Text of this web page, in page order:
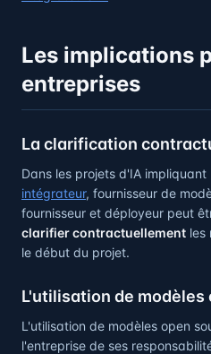
Les implications
entreprises
La clarification
Dans les projets d'IA
intégrateur, fournisseur de
fournisseur et déployeur peut
clarifier contractuellement les
le début du projet.
L'utilisation de modèles
L'utilisation de modèles open
l'entreprise de ses